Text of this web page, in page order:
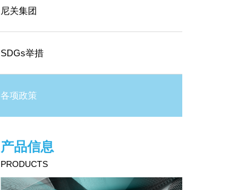
尼关集团
SDGs举措
各项政策
产品信息
PRODUCTS